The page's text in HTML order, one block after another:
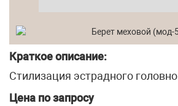
Краткое описание:
Стилизация эстрадного
Цена по запросу